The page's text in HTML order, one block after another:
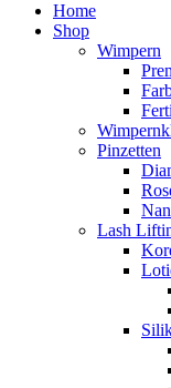
Home
Shop
Wimpern
Pinzetten
Lash